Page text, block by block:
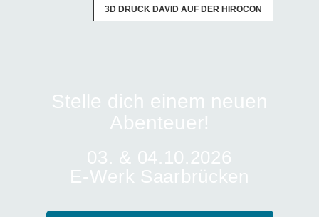
3D DRUCK DAVID AUF DER HIROCON
Stelle dich einem neuen
Abenteuer!
03. & 04.10.2026
E-Werk Saarbrücken